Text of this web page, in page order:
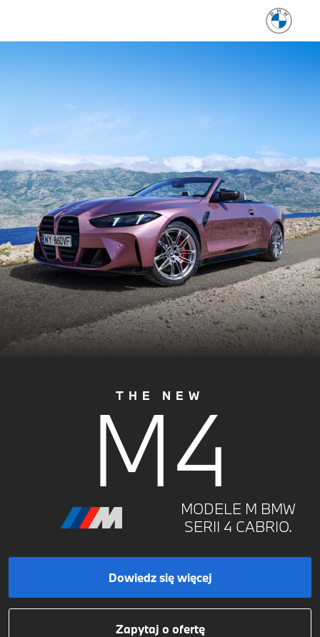
THE NEW
M4MODELE M BMW
SERII 4 CABRIO.
Dowiedz się więcej
Zapytaj o ofertę